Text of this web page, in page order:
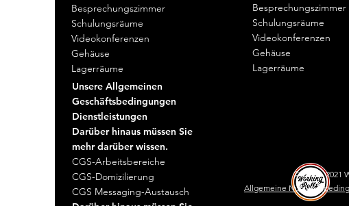
Besprechungszimmer
Schulungsräume
Videokonferenzen
Gehäuse
Lagerräume
Unsere Allgemeinen
Geschäftsbedingungen
Dienstleistungen
Darüber hinaus müssen Sie
mehr darüber wissen.
CGS-Arbeitsbereiche
CGS-Domizilierung
CGS Messaging-Austausch
Besprechungszimmer
Schulungsräume
Videokonferenzen
Gehäuse
Lagerräume
© 2005 - 2021
Allgemeine